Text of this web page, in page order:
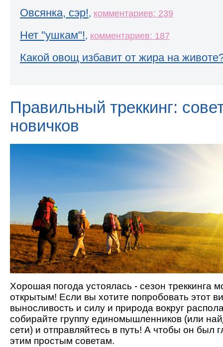
Овсянка, сэр!, комментариев: 239
Нет "ушкам"!, комментариев: 187
Какой овощ избавит от жира на
Правильный треккинг:
новичков
Хорошая погода устоялась - сезон треккинга
открытым! Если вы хотите попробовать этот
выносливость и силу и природа вокруг
собирайте группу единомышленников (или
сети) и отправляйтесь в путь! А чтобы он был
этим простым советам.